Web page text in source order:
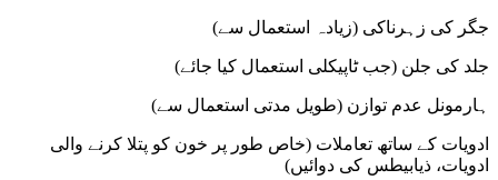
جگر کی زہرناکی (زیادہ استعمال سے)
جلد کی جلن (جب ٹاپیکلی استعمال کیا جائے)
ہارمونل عدم توازن (طویل مدتی استعمال سے)
ادویات کے ساتھ تعاملات (خاص طور پر خون کو پتلا کرنے والی
ادویات، ذیابیطس کی دوائیں)